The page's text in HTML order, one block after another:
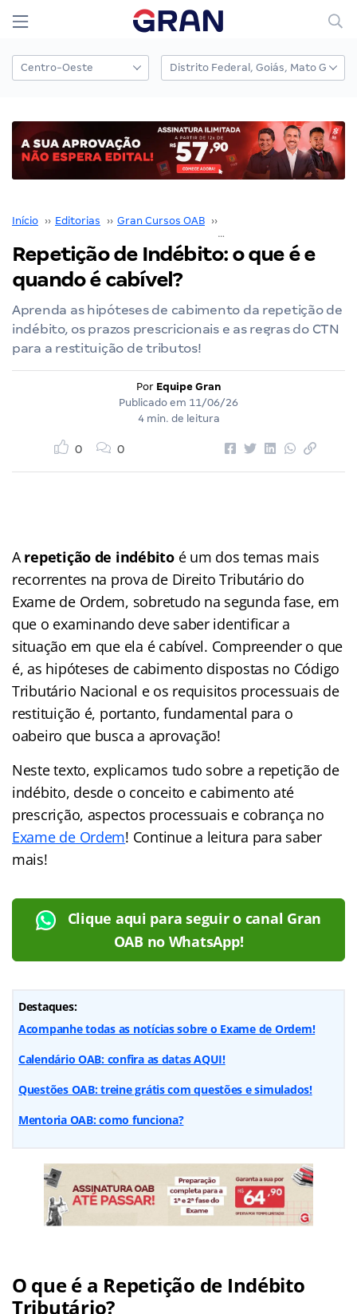
Início ›› Editorias ›› Gran Cursos OAB ››
Repetição de Indébito: o que é e
quando é cabível?
Aprenda as hipóteses de cabimento da repetição de
indébito, os prazos prescricionais e as regras do CTN
para a restituição de tributos!
Por Equipe Gran
Publicado em 11/06/26
4 min. de leitura
0 0
Arepetição de indébitoé um dos temas mais
recorrentes na prova de Direito Tributário do
Exame de Ordem, sobretudo na segunda fase, em
que o examinando deve saber identificar a
situação em que ela é cabível. Compreender o que
é, as hipóteses de cabimento dispostas no Código
Tributário Nacional e os requisitos processuais de
restituição é, portanto, fundamental para o
oabeiro que busca a aprovação!
Neste texto, explicamos tudo sobre a repetição de
indébito, desde o conceito e cabimento até
prescrição, aspectos processuais e cobrança no
Exame de Ordem! Continue a leitura para saber
mais!
Clique aqui para seguir o canal Gran
OAB no WhatsApp!
Destaques:
Acompanhe todas as notícias sobre o Exame de Ordem!
Calendário OAB: confira as datas AQUI!
Questões OAB: treine grátis com questões e simulados!
Mentoria OAB: como funciona?
O que é a Repetição de Indébito
Tributário?